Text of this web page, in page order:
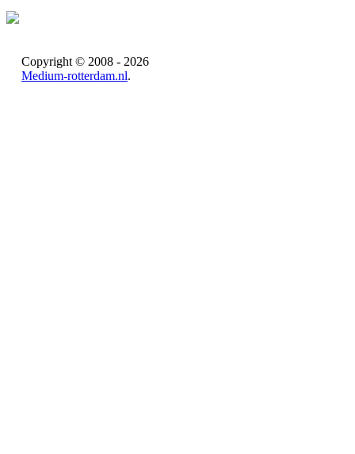
Copyright © 2008 - 2026
Medium-rotterdam.nl.